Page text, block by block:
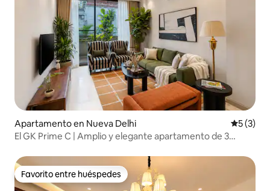
Apartamento en Nueva Delhi
5 (3)
El GK Prime C | Amplio y elegante apartamento de 3
Favorito entre huéspedes
Favorito entre huéspedes